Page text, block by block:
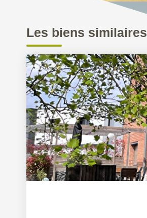
Les biens similaires